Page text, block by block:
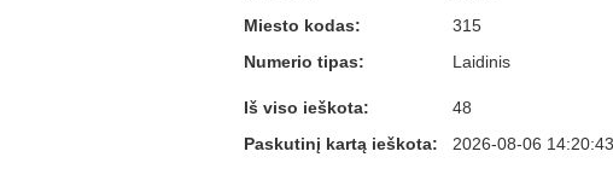
Miesto kodas:
315
Numerio tipas:
Laidinis
Iš viso ieškota:
48
Paskutinį kartą ieškota:
2026-08-06 14:20:43